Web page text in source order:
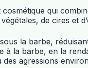
qui
de cires et
la barbe,
à la barbe, en la
agressions